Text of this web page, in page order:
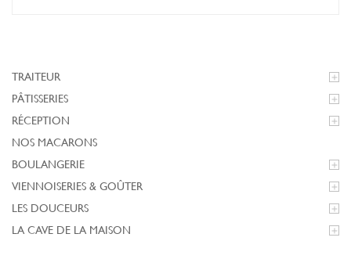
TRAITEUR 
PÂTISSERIES 
RÉCEPTION 
NOS MACARONS
BOULANGERIE

VIENNOISERIES & GOÛTER 
LES DOUCEURS 
LA CAVE DE LA MAISON 